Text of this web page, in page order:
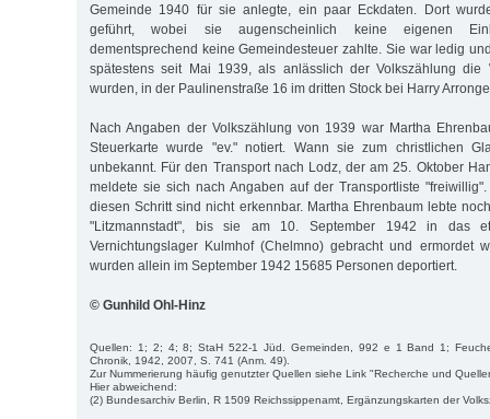
Gemeinde 1940 für sie anlegte, ein paar Eckdaten. Dort
geführt, wobei sie augenscheinlich keine eigenen
dementsprechend keine Gemeindesteuer zahlte. Sie war ledig
spätestens seit Mai 1939, als anlässlich der Volkszählung die
wurden, in der Paulinenstraße 16 im dritten Stock bei Harry
Nach Angaben der Volkszählung von 1939 war Martha
Steuerkarte wurde "ev." notiert. Wann sie zum christlichen
unbekannt. Für den Transport nach Lodz, der am 25. Oktober
meldete sie sich nach Angaben auf der Transportliste
diesen Schritt sind nicht erkennbar. Martha Ehrenbaum lebte
"Litzmannstadt", bis sie am 10. September 1942 in das
Vernichtungslager Kulmhof (Chelmno) gebracht und ermordet
wurden allein im September 1942 15685 Personen deportiert.
© Gunhild Ohl-Hinz
Quellen: 1; 2; 4; 8; StaH 522-1 Jüd. Gemeinden, 992 e 1 Band 1;
Chronik, 1942, 2007, S. 741 (Anm. 49).
Zur Nummerierung häufig genutzter Quellen siehe Link "Recherche und
Hier abweichend:
(2) Bundesarchiv Berlin, R 1509 Reichssippenamt, Ergänzungskarten der